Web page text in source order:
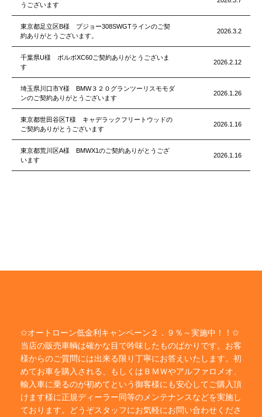
うございます
東京都足立区B様 プジョー308SWGTラインのご契
約ありがとうございます。
2026.3.2
千葉県U様 ボルボXC60ご契約ありがとうございま
す
2026.2.12
埼玉県川口市Y様 BMW３２０グランツーリスモモダ
ンのご契約ありがとうございます
2026.1.26
東京都世田谷区T様 キャデラックフリートウッドの
ご契約ありがとうございます
2026.1.16
東京都荒川区A様 BMWX1のご契約ありがとうござ
います
2026.1.16
✩オートローン低金利キャンペーン２．９％～実施中！！✩
当店の販売車輌は確かな目で吟味したものばかりです。お客
様からのご質問には出来る限り丁寧にお答えいたします。初
めてお車を購入される、もしくはＢＭＷやアルファロメオ、
輸入車に乗るのが初めてという御客様にも安心してご購入頂
けます様に正規ディーラー同等のメンテナンスなどを実施し
ております。どうぞスタッフにお気軽にお問い合わせくださ